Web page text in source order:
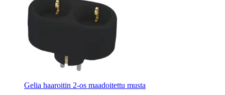
Gelia haaroitin 2-os maadoitettu musta